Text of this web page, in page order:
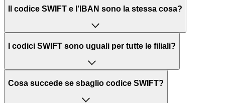
Il codice SWIFT e l’IBAN sono la stessa cosa?
L'acronimo SWIFT sta per “Society for Worldwide
per l’elaborazione dei pagamenti tra diversi Paesi.
Il BIC, invece, sta per “Bank Identifier Code” ed è una
I codici SWIFT sono uguali per tutte le filiali?
Dipende dalle banche. In alcuni casi le banche utilizzano
Cosa succede se sbaglio codice SWIFT?